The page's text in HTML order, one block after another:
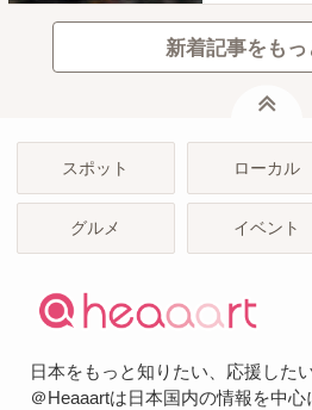
新着記事をもっ
スポット ローカル
グルメ イベント
日本をもっと知りたい、応援したい
＠Heaaartは日本国内の情報を中